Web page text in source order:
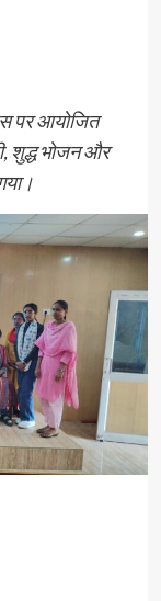
पर आयोजित
शुद्ध भोजन और